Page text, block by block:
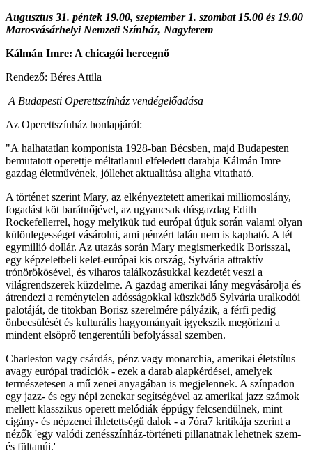
Augusztus 31. péntek 19.00, szeptember 1. szombat 15.00 és 19.00
Marosvásárhelyi Nemzeti Színház, Nagyterem
Kálmán Imre: A chicagói hercegnő
Rendező: Béres Attila
A Budapesti Operettszínház vendégelőadása
Az Operettszínház honlapjáról:
"A halhatatlan komponista 1928-ban Bécsben, majd Budapesten
bemutatott operettje méltatlanul elfeledett darabja Kálmán Imre
gazdag életművének, jóllehet aktualitása aligha vitatható.
A történet szerint Mary, az elkényeztetett amerikai milliomoslány,
fogadást köt barátnőjével, az ugyancsak dúsgazdag Edith
Rockefellerrel, hogy melyikük tud európai útjuk során valami olyan
különlegességet vásárolni, ami pénzért talán nem is kapható. A tét
egymillió dollár. Az utazás során Mary megismerkedik Borisszal,
egy képzeletbeli kelet-európai kis ország, Sylvária attraktív
trónörökösével, és viharos találkozásukkal kezdetét veszi a
világrendszerek küzdelme. A gazdag amerikai lány megvásárolja és
átrendezi a reménytelen adósságokkal küszködő Sylvária uralkodói
palotáját, de titokban Borisz szerelmére pályázik, a férfi pedig
önbecsülését és kulturális hagyományait igyekszik megőrizni a
mindent elsöprő tengerentúli befolyással szemben.
Charleston vagy csárdás, pénz vagy monarchia, amerikai életstílus
avagy európai tradíciók - ezek a darab alapkérdései, amelyek
természetesen a mű zenei anyagában is megjelennek. A színpadon
egy jazz- és egy népi zenekar segítségével az amerikai jazz számok
mellett klasszikus operett melódiák éppúgy felcsendülnek, mint
cigány- és népzenei ihletettségű dalok - a 7óra7 kritikája szerint a
nézők 'egy valódi zenésszínház-történeti pillanatnak lehetnek szem-
és fültanúi.'